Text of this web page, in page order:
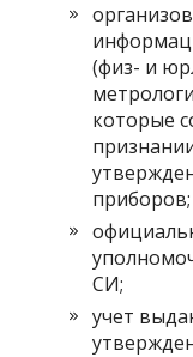
(физ- и
которые
приборов;
СИ;
учет